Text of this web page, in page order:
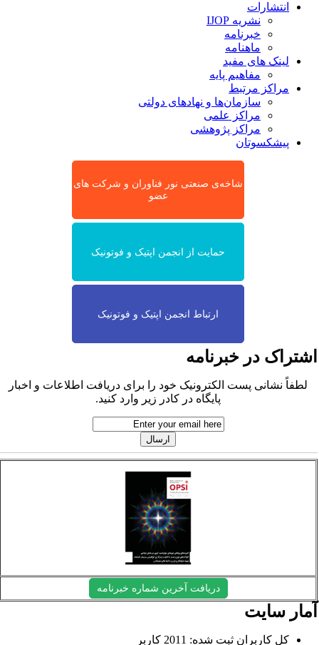
انتشارات
نشریه IJOP
خبرنامه
ماهنامه
لینک های مفید
مفاهیم پایه
مراکز مرتبط
سازمان‌ها و نهادهای دولتی
مراکز علمی
مراکز پژوهشی
پیشکسوتان
شاخه‌ی صنعتی نور فناوران و شرکت های
عضو
حمایت از انجمن اپتیک و فوتونیک
ارتباط انجمن اپتیک و فوتونیک
در خبرنامه
لطفاً نشانی پست الکترونیک خود را برای دریافت اطلاعات و اخبار
پایگاه در کادر زیر وارد کنید.
دریافت آخرین شماره خبرنامه
سایت
کل کاربران ثبت شده: 2011 کاربر